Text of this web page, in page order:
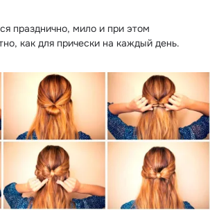
празднично, мило и при этом
как для прически на каждый день.